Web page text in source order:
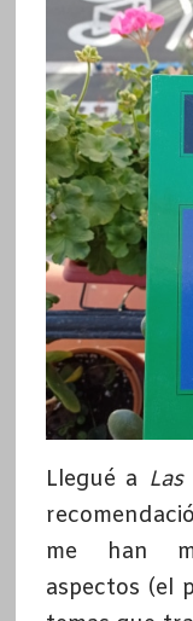
Llegué a
me han
aspectos (el